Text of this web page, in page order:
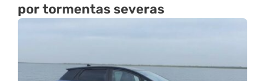
por tormentas severas